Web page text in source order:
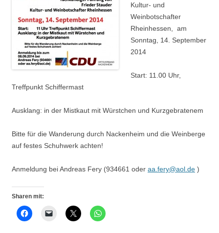
Kultur- und
Weinbotschafter
Rheinhessen, am
Sonntag, 14. September
2014
Start: 11.00 Uhr,
Treffpunkt Schiffermast
Ausklang: in der Mistkaut mit Würstchen und Kurzgebratenem
Bitte für die Wanderung durch Nackenheim und die Weinberge
auf festes Schuhwerk achten!
Anmeldung bei Andreas Fery (934661 oder aa.fery@aol.de )
Sharen mit: